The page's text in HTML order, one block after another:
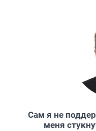
Сам я не
меня